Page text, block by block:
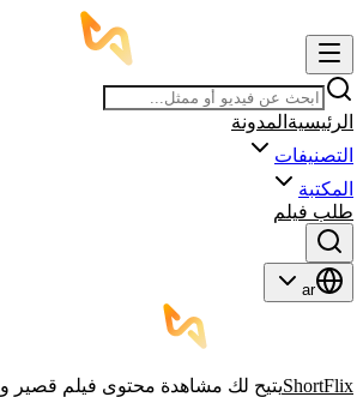
الرئيسية المدونة
التصنيفات
المكتبة
طلب فيلم
ar
ShortFlixيتيح لك مشاهدة محتوى فيلم قصير